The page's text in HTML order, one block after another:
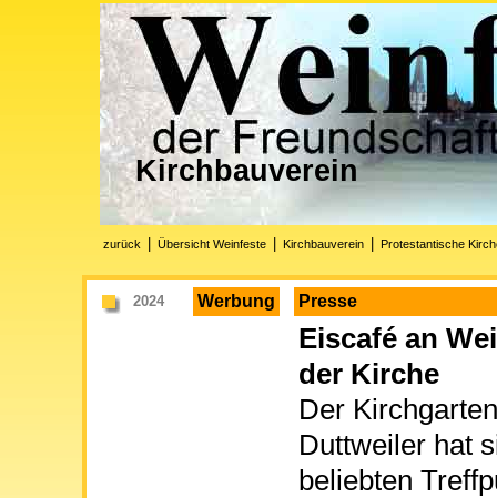
Kirchbauverein
zurück Übersicht Weinfeste Kirchbauverein Protestantische
2024 Werbung Presse
Eiscafé an
der Kirche
Der
Duttweiler hat
beliebten